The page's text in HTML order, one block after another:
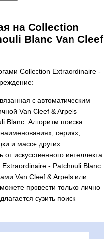
на Collection
Blanc Van Cleef
Collection Extraordinaire -
с автоматическим
Van Cleef & Arpels
Blanc. Алгоритм поиска
сериях,
и массе других
искусственного интеллекта
- Patchouli Blanc
Van Cleef & Arpels или
провести только лично
сузить поиск